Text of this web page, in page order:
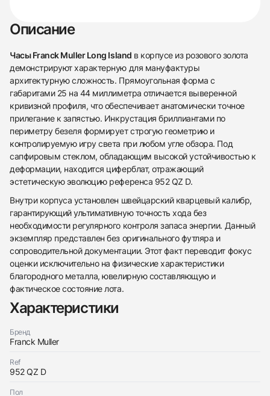
438
285
145
142
205
204
195
150
Описание
Часы Franck Muller Long Island в корпусе из розового золота
демонстрируют характерную для мануфактуры
архитектурную сложность. Прямоугольная форма с
габаритами 25 на 44 миллиметра отличается выверенной
кривизной профиля, что обеспечивает анатомически точное
прилегание к запястью. Инкрустация бриллиантами по
периметру безеля формирует строгую геометрию и
контролируемую игру света при любом угле обзора. Под
сапфировым стеклом, обладающим высокой устойчивостью к
деформации, находится циферблат, отражающий
эстетическую эволюцию референса 952 QZ D.
Внутри корпуса установлен швейцарский кварцевый калибр,
гарантирующий ультимативную точность хода без
необходимости регулярного контроля запаса энергии. Данный
экземпляр представлен без оригинального футляра и
сопроводительной документации. Этот факт переводит фокус
оценки исключительно на физические характеристики
благородного металла, ювелирную составляющую и
фактическое состояние лота.
Характеристики
Бренд
Franck Muller
Ref
952 QZ D
Пол
Оставьте ваши контактные данные и мы свяжемся
Трейд-ин часов
с вами